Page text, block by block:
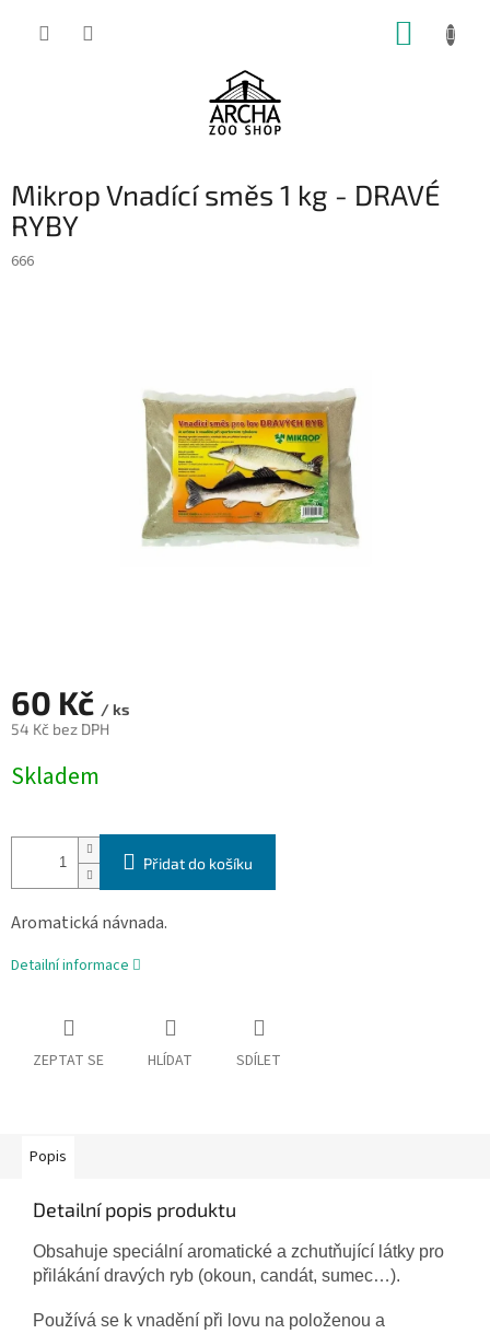
Mikrop Vnadící směs 1 kg - DRAVÉ
RYBY
666
60 Kč / ks
54 Kč bez DPH
cena:
Skladem
Přidat do košíku
Aromatická návnada.
Detailní informace
ZEPTAT SE HLÍDAT SDÍLET
Popis
Detailní popis produktu
Obsahuje speciální aromatické a zchutňující látky pro
přilákání dravých ryb (okoun, candát, sumec…).
Používá se k vnadění při lovu na položenou a